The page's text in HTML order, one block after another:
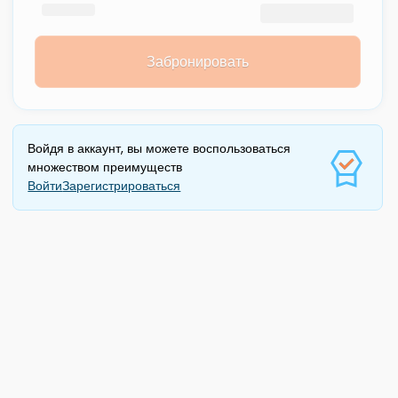
Забронировать
Войдя в аккаунт, вы можете воспользоваться
множеством преимуществ
ВойтиЗарегистрироваться